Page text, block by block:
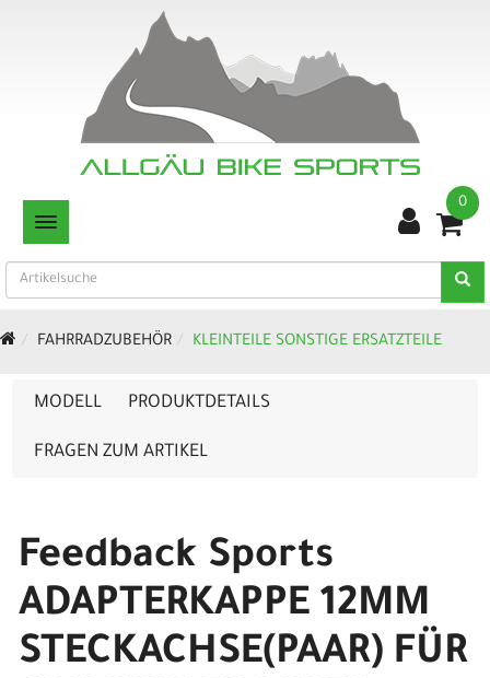
TOGGLE NAVIGATION
0
FAHRRADZUBEHÖR KLEINTEILE SONSTIGE ERSATZTEILE
MODELL PRODUKTDETAILS
FRAGEN ZUM ARTIKEL
Feedback Sports
ADAPTERKAPPE 12MM
STECKACHSE(PAAR) FÜR